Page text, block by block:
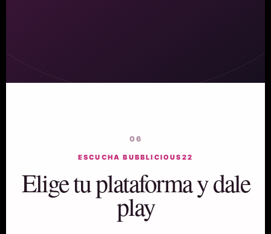
06
ESCUCHA BUBBLICIOUS22
Elige tu plataforma y dale
play